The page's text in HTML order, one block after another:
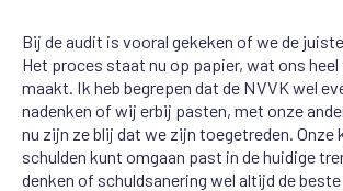
Bij de audit is vooral gekeken of we de
Het proces staat nu op papier, wat ons
maakt. Ik heb begrepen dat de NVVK wel
nadenken of wij erbij pasten, met onze
nu zijn ze blij dat we zijn toegetreden. Onze
schulden kunt omgaan past in de huidige
denken of schuldsanering wel altijd de